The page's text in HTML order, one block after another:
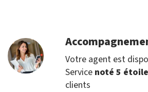
Votre agent est
Service noté 5
clients